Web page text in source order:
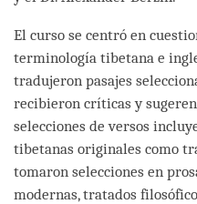
El curso se centró en
terminología tibetana e
tradujeron pasajes
recibieron críticas y
selecciones de versos
tibetanas originales como
tomaron selecciones en
modernas, tratados